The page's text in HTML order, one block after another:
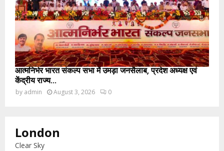
आत्मनिर्भर भारत संकल्प सभा में उमड़ा जनसैलाब, प्रदेश अध्यक्ष एवं
केंद्रीय राज्य...
by admin August 3, 2026 0
London
Clear Sky